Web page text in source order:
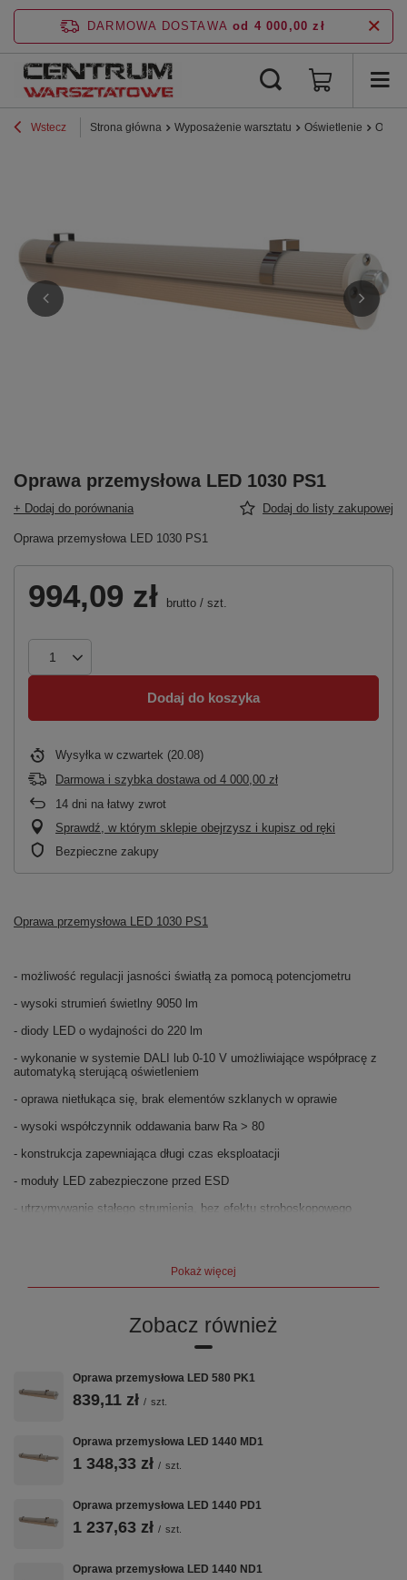
DARMOWA DOSTAWA od 4 000,00 zł
Wstecz Strona główna Wyposażenie warsztatu Oświetlenie
Oprawa przemysłowa LED 1030 PS1
+ Dodaj do porównania Dodaj do listy zakupowej
Oprawa przemysłowa LED 1030 PS1
994,09 zł brutto / szt.
Dodaj do koszyka
Wysyłka w czwartek (20.08)
Darmowa i szybka dostawa od 4 000,00 zł
14 dni na łatwy zwrot
Sprawdź, w którym sklepie obejrzysz i kupisz od ręki
Bezpieczne zakupy
Oprawa przemysłowa LED 1030 PS1
- możliwość regulacji jasności światłą za pomocą potencjometru
- wysoki strumień świetlny 9050 lm
- diody LED o wydajności do 220 lm
- wykonanie w systemie DALI lub 0-10 V umożliwiające współpracę z
automatyką sterującą oświetleniem
- oprawa nietłukąca się, brak elementów szklanych w oprawie
- wysoki współczynnik oddawania barw Ra > 80
- konstrukcja zapewniająca długi czas eksploatacji
- moduły LED zabezpieczone przed ESD
- utrzymywanie stałego strumienia, bez efektu stroboskopowego
- czas życia diody L70 > 115 000 h (ta = 25°C)
- temperatura barwowa 4000 K
- sprawność zasilacza > 88%
- napięcie zasilania 198 – 264 VAC
- moc oprawy [W] 54
Wymiary i masa
h- wysokość oprawy 57 mm
Pokaż więcej
Zobacz również
Oprawa przemysłowa LED 580 PK1
839,11 zł / szt.
Oprawa przemysłowa LED 1440 MD1
1 348,33 zł / szt.
Oprawa przemysłowa LED 1440 PD1
1 237,63 zł / szt.
Oprawa przemysłowa LED 1440 ND1